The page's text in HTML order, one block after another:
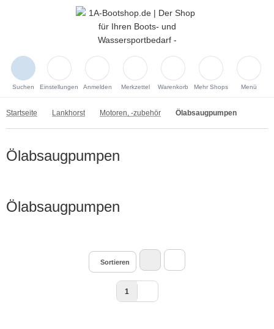
Suchen Einstellungen Anmelden Merkzettel Warenkorb Mehr Shops Menü
Startseite Lankhorst Motoren, -zubehör Ölabsaugpumpen
Ölabsaugpumpen
Ölabsaugpumpen
Sortieren
1